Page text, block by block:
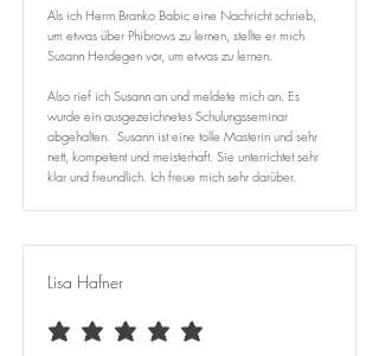
Als ich Herrn Branko Babic eine Nachricht schrieb,
um etwas über Phibrows zu lernen, stellte er mich
Susann Herdegen vor, um etwas zu lernen.
Also rief ich Susann an und meldete mich an. Es
wurde ein ausgezeichnetes Schulungsseminar
abgehalten. Susann ist eine tolle Masterin und sehr
nett, kompetent und meisterhaft. Sie unterrichtet sehr
klar und freundlich. Ich freue mich sehr darüber.
Lisa Hafner
average rating is 5 out of 5